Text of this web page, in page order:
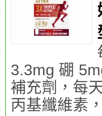
3.3mg 硼
補充劑，每
丙基纖維素